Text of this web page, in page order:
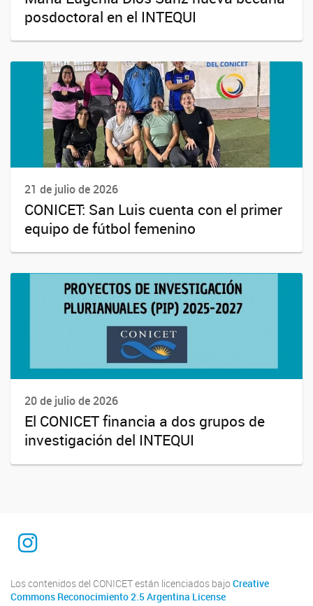
posdoctoral en el INTEQUI
21 de julio de 2026
CONICET: San Luis cuenta con el primer
equipo de fútbol femenino
20 de julio de 2026
El CONICET financia a dos grupos de
investigación del INTEQUI
INTEQUI
Los contenidos del CONICET están licenciados bajo Creative
Commons Reconocimiento 2.5 Argentina License